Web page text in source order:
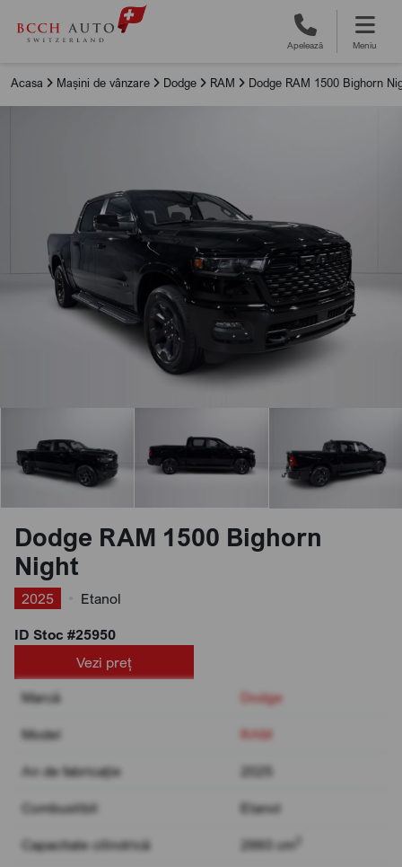
Apelează Meniu
Acasa Mașini de vânzare Dodge RAM Dodge RAM 1500 Bighorn
Dodge RAM 1500 Bighorn
Night
2025
Etanol
ID Stoc #25950
Vezi preț
Marcă
Dodge
Model RAM
An de fabricație 2025
Combustibil Etanol
Capacitate cilindrică 2993 cm